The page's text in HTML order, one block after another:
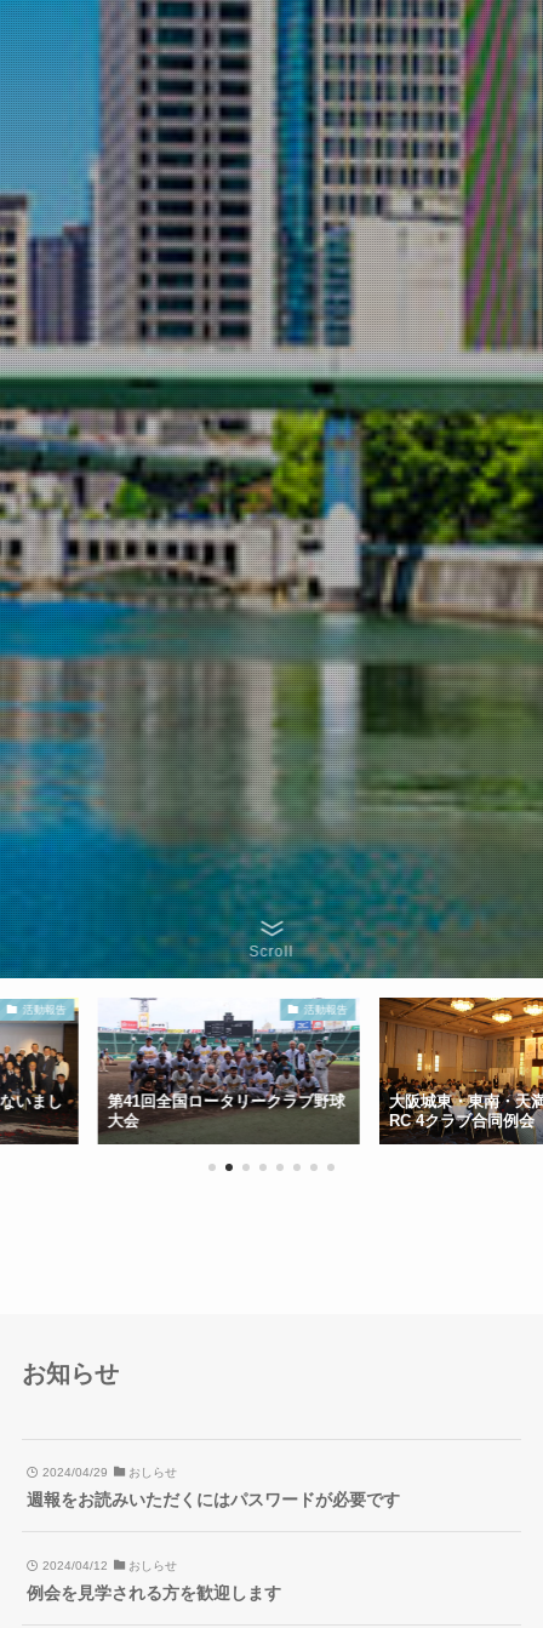
Scroll
活動報告
タリークラブ野球
活動報告
大阪城東・東南・天満橋・中之島
RC 4クラブ合同例会
第35回ガ
会・表彰
お知らせ
2024/04/29 おしらせ
週報をお読みいただくにはパスワードが必要です
2024/04/12 おしらせ
例会を見学される方を歓迎します